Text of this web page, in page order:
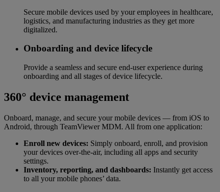
Secure mobile devices used by your employees in healthcare,
logistics, and manufacturing industries as they get more
digitalized.
Onboarding and device lifecycle
Provide a seamless and secure end-user experience during
onboarding and all stages of device lifecycle.
360° device management
Onboard, manage, and secure your mobile devices — from iOS to
Android, through TeamViewer MDM. All from one application:
Enroll new devices: Simply onboard, enroll, and provision
your devices over-the-air, including all apps and security
settings.
Inventory, reporting, and dashboards: Instantly get access
to all your mobile phones’ data.